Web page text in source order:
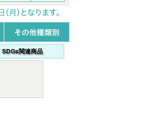
SDGs関連商品